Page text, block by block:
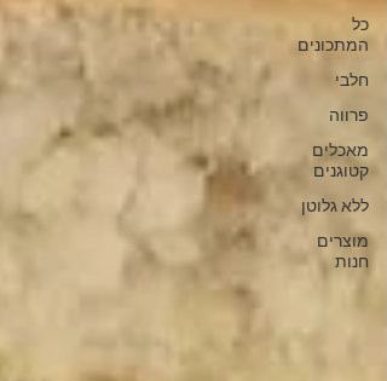
כל
המתכונים
חלבי
פרווה
מאכלים
קטוגנים
ללא גלוטן
מוצרים
חנות